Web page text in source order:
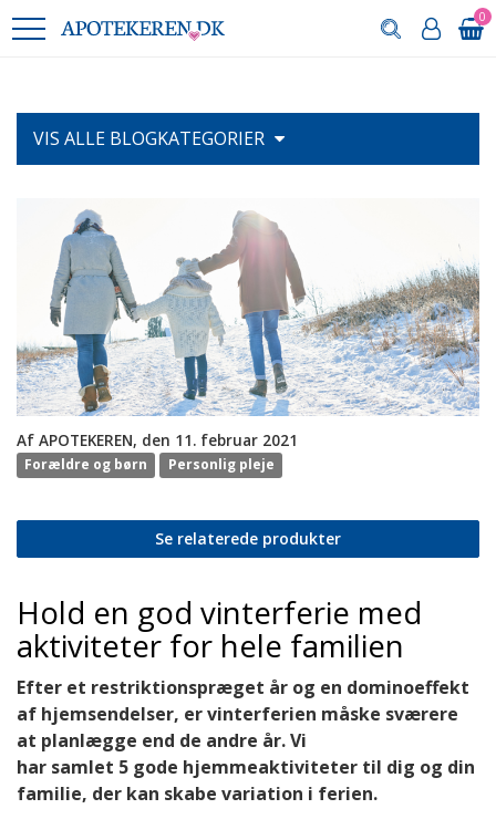
0
VIS ALLE BLOGKATEGORIER
Af APOTEKEREN, den 11. februar 2021
Forældre og børn Personlig pleje
Se relaterede produkter
Hold en god vinterferie med
aktiviteter for hele familien
Efter et restriktionspræget år og en dominoeffekt
af hjemsendelser, er vinterferien måske sværere
at planlægge end de andre år. Vi
har samlet 5 gode hjemmeaktiviteter til dig og din
familie, der kan skabe variation i ferien.